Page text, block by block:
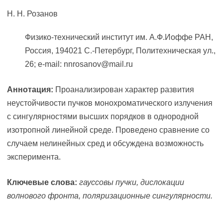
Н. Н. Розанов
Физико-технический институт им. А.Ф.Иоффе РАН,
Россия, 194021 С.-Петербург, Политехническая ул.,
26; e-mail: nnrosanov@mail.ru
Аннотация: Проанализирован характер развития
неустойчивости пучков монохроматического излучения
с сингулярностями высших порядков в однородной
изотропной линейной среде. Проведено сравнение со
случаем нелинейных сред и обсуждена возможность
эксперимента.
Ключевые слова: гауссовы пучки, дислокации
волнового фронта, поляризационные сингулярности.